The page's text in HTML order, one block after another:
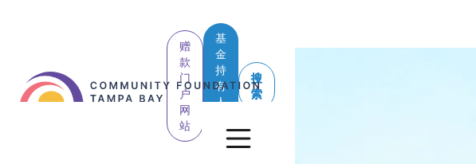
赠
款
门
户
网
站
基
金
持
有
人
录
搜
索